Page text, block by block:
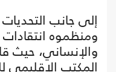
إلى جانب التحديات
ومنظموه
والإنساني، حيث
المكتب